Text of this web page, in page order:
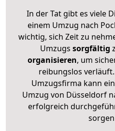
In der Tat gibt es viele
einem Umzug nach
wichtig, sich Zeit zu
Umzugs sorgfältig
organisieren, um
reibungslos
Umzugsfirma kann
Umzug von Düsseldorf
erfolgreich